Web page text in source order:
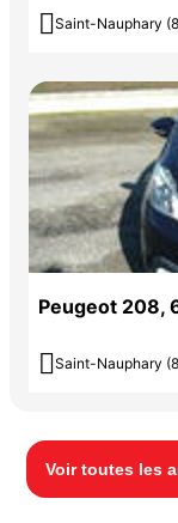
 Saint-Nauphary
Peugeot 208,
 Saint-Nauphary
Voir toutes les